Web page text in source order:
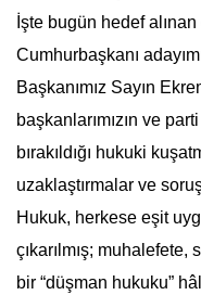
İşte bugün hedef
Cumhurbaşkanı
Başkanımız Sayın
başkanlarımızın ve
bırakıldığı hukuki
uzaklaştırmalar ve
Hukuk, herkese eşit
çıkarılmış;
bir “düşman hukuku”